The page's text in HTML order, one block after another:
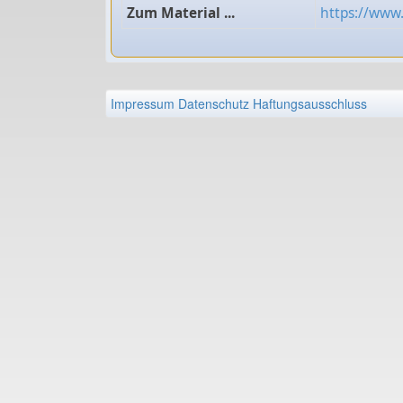
Zum Material ... https://
Impressum Datenschutz Haftungsausschluss